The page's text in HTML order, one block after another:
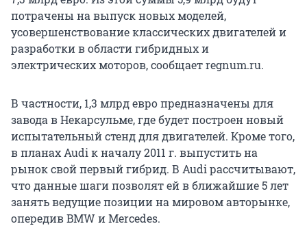
потрачены на выпуск новых моделей,
усовершенствование классических двигателей и
разработки в области гибридных и
электрических моторов, сообщает regnum.ru.
В частности, 1,3 млрд евро предназначены для
завода в Некарсульме, где будет построен новый
испытательный стенд для двигателей. Кроме того,
в планах Audi к началу 2011 г. выпустить на
рынок свой первый гибрид. В Audi рассчитывают,
что данные шаги позволят ей в ближайшие 5 лет
занять ведущие позиции на мировом авторынке,
опередив BMW и Mercedes.